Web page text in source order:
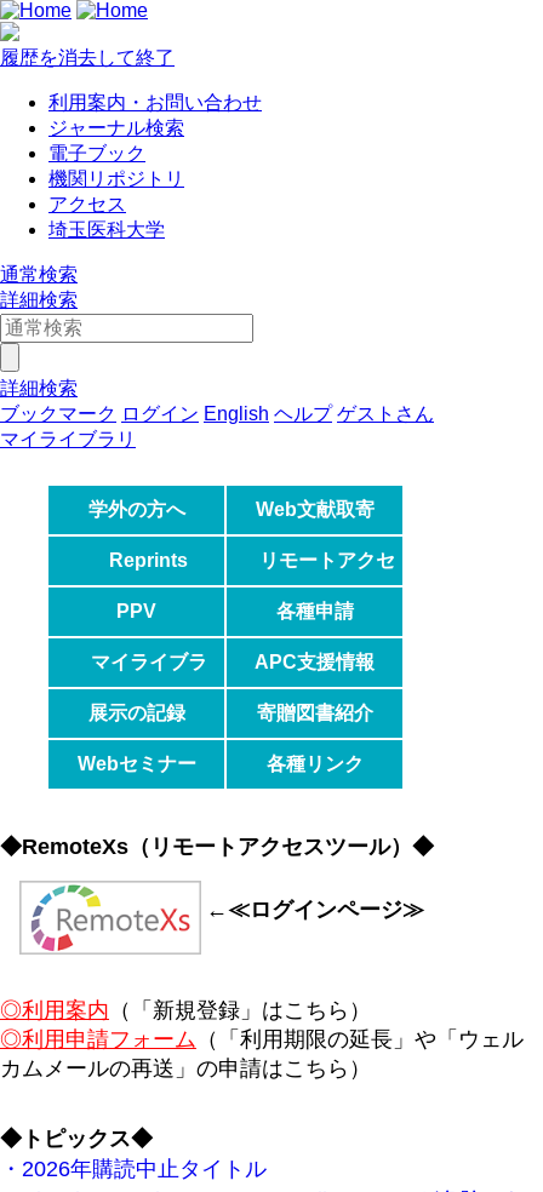
履歴を消去して終了
利用案内・お問い合わせ
ジャーナル検索
電子ブック
機関リポジトリ
アクセス
埼玉医科大学
通常検索
詳細検索
詳細検索
ブックマーク ログイン English ヘルプ ゲストさん
マイライブラリ
学外の方へ Web文献取寄
Reprints
Desk
リモートアクセ
ス
PPV 各種申請
マイライブラ
リ
APC支援情報
展示の記録 寄贈図書紹介
Webセミナー 各種リンク
◆RemoteXs（リモートアクセスツール）◆
←≪ログインページ≫
◎利用案内 （「新規登録」はこちら）
◎利用申請フォーム （「利用期限の延長」や「ウェル
カムメールの再送」の申請はこちら）
◆トピックス◆
・2026年購読中止タイトル